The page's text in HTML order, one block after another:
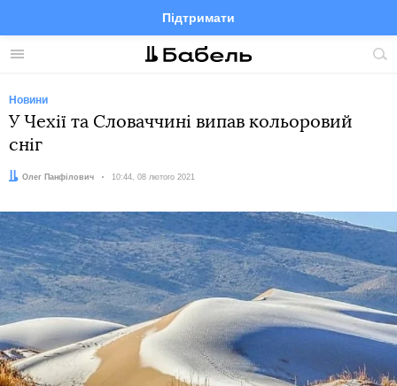
Меню
Підтримати
FacebookTelegramTwitter
Новини
У Чехії та Словаччині випав кольоровий
сніг
Автор:
Олег Панфілович Дата:
10:44, 08 лютого 2021